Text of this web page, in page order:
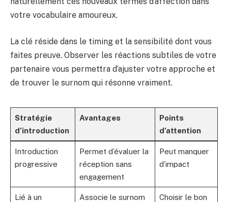
votre vocabulaire amoureux.
La clé réside dans le timing et la sensibilité dont vous
faites preuve. Observer les réactions subtiles de votre
partenaire vous permettra d’ajuster votre approche et
de trouver le surnom qui résonne vraiment.
Stratégie
d’introduction
Avantages
Points
d’attention
Introduction
progressive
Permet d’évaluer la
réception sans
engagement
Peut manquer
d’impact
Lié à un
Associe le surnom
Choisir le bon